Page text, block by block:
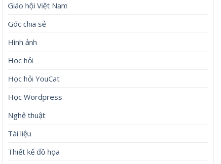
Giáo hội Việt Nam
Góc chia sẻ
Hình ảnh
Học hỏi
Học hỏi YouCat
Học Wordpress
Nghệ thuật
Tài liệu
Thiết kế đồ họa